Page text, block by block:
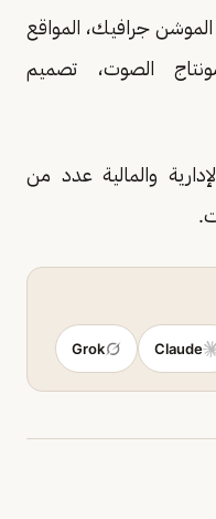
جرافيك، المواقع
مونتاج الصوت، تصميم
والمالية عدد من
Claude
Grok